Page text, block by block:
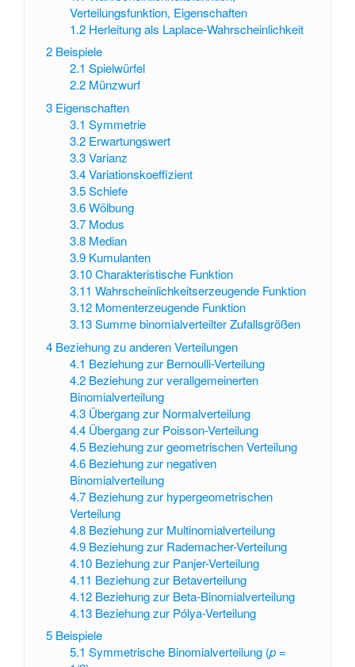
Verteilungsfunktion, Eigenschaften
1.2 Herleitung als Laplace-Wahrscheinlichkeit
2 Beispiele
2.1 Spielwürfel
2.2 Münzwurf
3 Eigenschaften
3.1 Symmetrie
3.2 Erwartungswert
3.3 Varianz
3.4 Variationskoeffizient
3.5 Schiefe
3.6 Wölbung
3.7 Modus
3.8 Median
3.9 Kumulanten
3.10 Charakteristische Funktion
3.11 Wahrscheinlichkeitserzeugende Funktion
3.12 Momenterzeugende Funktion
3.13 Summe binomialverteilter Zufallsgrößen
4 Beziehung zu anderen Verteilungen
4.1 Beziehung zur Bernoulli-Verteilung
4.2 Beziehung zur verallgemeinerten
Binomialverteilung
4.3 Übergang zur Normalverteilung
4.4 Übergang zur Poisson-Verteilung
4.5 Beziehung zur geometrischen Verteilung
4.6 Beziehung zur negativen
Binomialverteilung
4.7 Beziehung zur hypergeometrischen
Verteilung
4.8 Beziehung zur Multinomialverteilung
4.9 Beziehung zur Rademacher-Verteilung
4.10 Beziehung zur Panjer-Verteilung
4.11 Beziehung zur Betaverteilung
4.12 Beziehung zur Beta-Binomialverteilung
4.13 Beziehung zur Pólya-Verteilung
5 Beispiele
5.1 Symmetrische Binomialverteilung (p =